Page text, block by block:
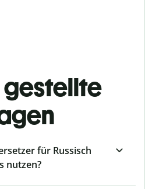
gestellte
für Russisch
nutzen?